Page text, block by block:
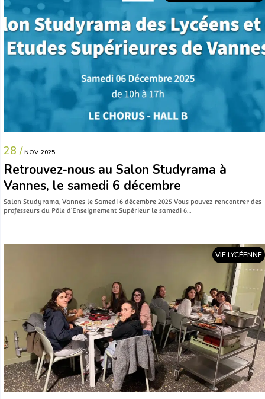
28 / NOV. 2025
Retrouvez-nous au Salon Studyrama à
Vannes, le samedi 6 décembre
Salon Studyrama, Vannes le Samedi 6 décembre 2025 Vous pouvez rencontrer des
professeurs du Pôle d’Enseignement Supérieur le samedi 6…
VIE LYCÉENNE